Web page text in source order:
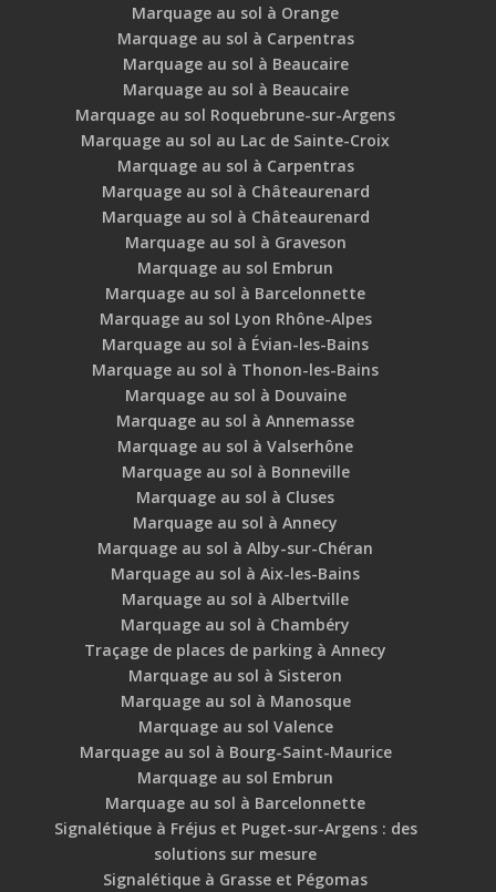
Marquage au sol à Orange
Marquage au sol à Carpentras
Marquage au sol à Beaucaire
Marquage au sol à Beaucaire
Marquage au sol Roquebrune-sur-Argens
Marquage au sol au Lac de Sainte-Croix
Marquage au sol à Carpentras
Marquage au sol à Châteaurenard
Marquage au sol à Châteaurenard
Marquage au sol à Graveson
Marquage au sol Embrun
Marquage au sol à Barcelonnette
Marquage au sol Lyon Rhône-Alpes
Marquage au sol à Évian-les-Bains
Marquage au sol à Thonon-les-Bains
Marquage au sol à Douvaine
Marquage au sol à Annemasse
Marquage au sol à Valserhône
Marquage au sol à Bonneville
Marquage au sol à Cluses
Marquage au sol à Annecy
Marquage au sol à Alby-sur-Chéran
Marquage au sol à Aix-les-Bains
Marquage au sol à Albertville
Marquage au sol à Chambéry
Traçage de places de parking à Annecy
Marquage au sol à Sisteron
Marquage au sol à Manosque
Marquage au sol Valence
Marquage au sol à Bourg-Saint-Maurice
Marquage au sol Embrun
Marquage au sol à Barcelonnette
Signalétique à Fréjus et Puget-sur-Argens : des
solutions sur mesure
Signalétique à Grasse et Pégomas